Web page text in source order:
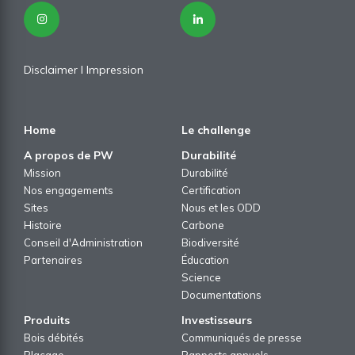
Disclaimer I Impression
Home
Le challenge
A propos de PW
Mission
Nos engagements
Sites
Histoire
Conseil d'Administration
Partenaires
Durabilité
Durabilité
Certification
Nous et les ODD
Carbone
Biodiversité
Éducation
Science
Documentations
Produits
Bois débités
Investisseurs
Communiqués de presse